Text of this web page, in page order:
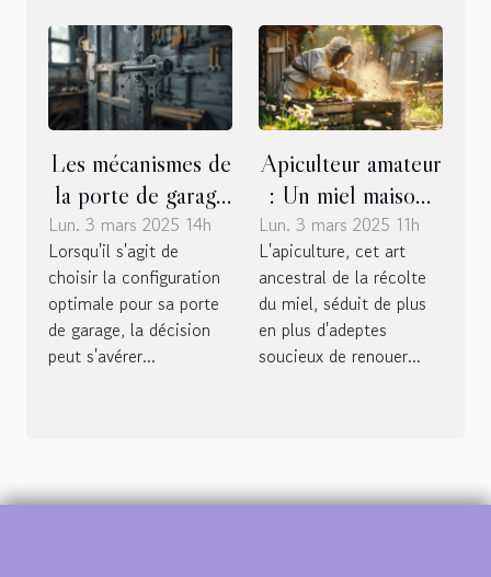
Les mécanismes de
la porte de garage
basculante
manuelle :
avantages et
inconvénients face
à la porte
Lun. 3 mars 2025 14h
Lorsqu'il s'agit de
choisir la configuration
optimale pour sa porte
de garage, la décision
peut s'avérer...
Apiculteur amateur
: Un miel maison,
pourquoi pas?
Lun. 3 mars 2025 11h
L'apiculture, cet art
ancestral de la récolte
du miel, séduit de plus
en plus d'adeptes
soucieux de renouer...